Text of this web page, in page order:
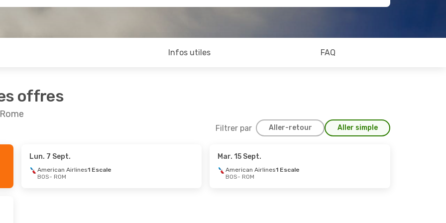
Infos utiles FAQ
offres
Filtrer par Aller-retour Aller simple
1 Escale
Lun. 7 Sept.
American Airlines1 Escale
BOS- ROM
Mar. 15 Sept.
American Airlines1 Escale
BOS- ROM